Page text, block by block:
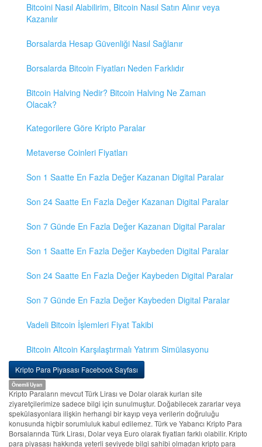
Bitcoini Nasıl Alabilirim, Bitcoin Nasıl Satın Alınır veya
Kazanılır
Borsalarda Hesap Güvenliği Nasıl Sağlanır
Borsalarda Bitcoin Fiyatları Neden Farklıdır
Bitcoin Halving Nedir? Bitcoin Halving Ne Zaman
Olacak?
Kategorilere Göre Kripto Paralar
Metaverse Coinleri Fiyatları
Son 1 Saatte En Fazla Değer Kazanan Digital Paralar
Son 24 Saatte En Fazla Değer Kazanan Digital Paralar
Son 7 Günde En Fazla Değer Kazanan Digital Paralar
Son 1 Saatte En Fazla Değer Kaybeden Digital Paralar
Son 24 Saatte En Fazla Değer Kaybeden Digital Paralar
Son 7 Günde En Fazla Değer Kaybeden Digital Paralar
Vadeli Bitcoin İşlemleri Fiyat Takibi
Bitcoin Altcoin Karşılaştırmalı Yatırım Simülasyonu
Kripto Para Piyasası Facebook Sayfası
Önemli Uyarı
Kripto Paraların mevcut Türk Lirası ve Dolar olarak kurları site
ziyaretçilerimize sadece bilgi için sunulmuştur. Doğabilecek zararlar veya
spekülasyonlara ilişkin herhangi bir kayıp veya verilerin doğruluğu
konusunda hiçbir sorumluluk kabul edilemez. Türk ve Yabancı Kripto Para
Borsalarında Türk Lirası, Dolar veya Euro olarak fiyatları farklı olabilir. Kripto
para piyasası hakkında yeterli seviyede bilgi sahibi olmadan kripto para